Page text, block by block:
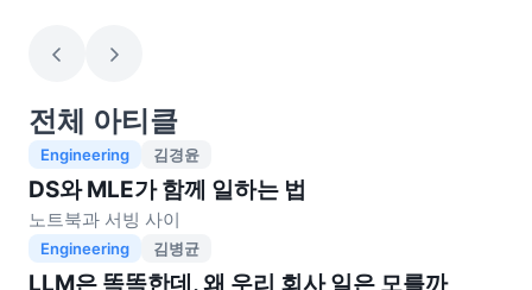
전체 아티클
Engineering 김경윤
DS와 MLE가 함께 일하는 법
노트북과 서빙 사이
Engineering 김병균
LLM은 똑똑한데, 왜 우리 회사 일은 모를까